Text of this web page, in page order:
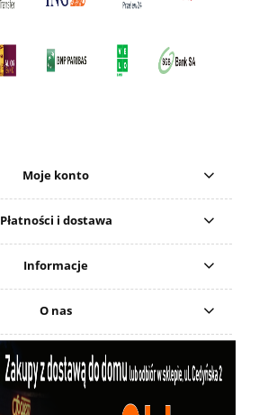
Moje konto
Płatności i dostawa
Informacje
O nas